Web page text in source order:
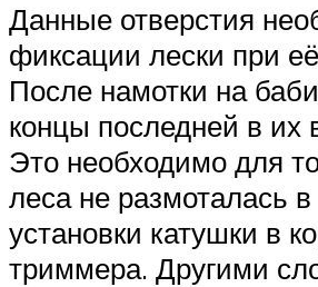
Данные отверстия
фиксации лески при
После намотки на
концы последней в их
Это необходимо для
леса не размоталась
установки катушки в
триммера. Другими